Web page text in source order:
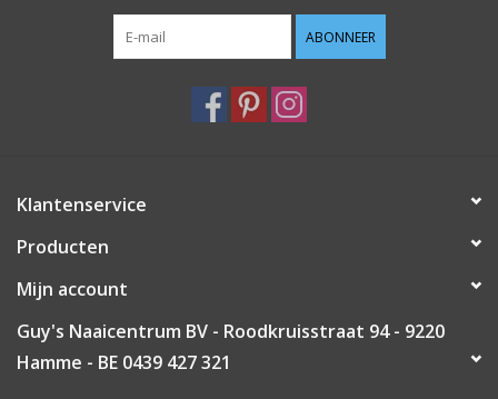
ABONNEER
Klantenservice
Producten
Mijn account
Guy's Naaicentrum BV - Roodkruisstraat 94 - 9220
Hamme - BE 0439 427 321